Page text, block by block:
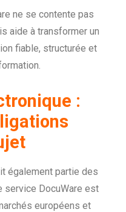
ne se contente pas
aide à transformer un
fiable, structurée et
:
également partie des
service DocuWare est
européens et